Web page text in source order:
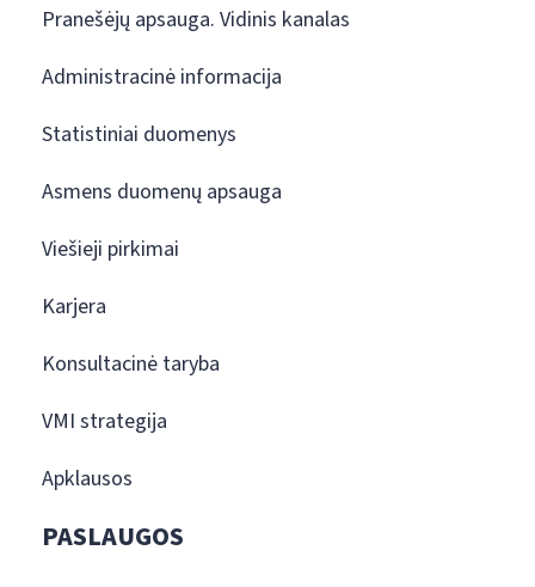
Pranešėjų apsauga. Vidinis kanalas
Administracinė informacija
Statistiniai duomenys
Asmens duomenų apsauga
Viešieji pirkimai
Karjera
Konsultacinė taryba
VMI strategija
Apklausos
PASLAUGOS